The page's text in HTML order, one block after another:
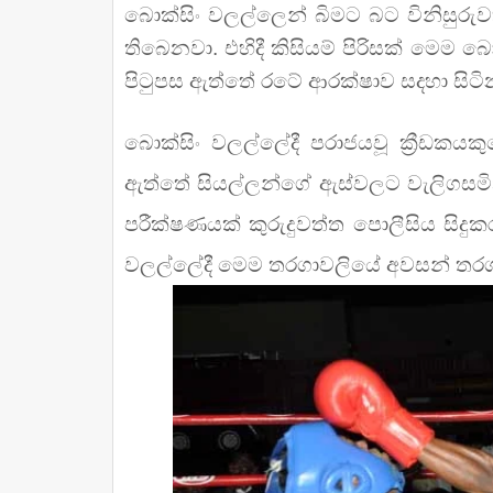
බොක්සිං වලල්ලෙන් බිමට බට
තිබෙනවා. එහිදී කිසියම් පිරිසක් මෙම
පිටුපස ඇත්තේ රටේ ආරක්ෂාව සදහා
බොක්සිං වලල්ලේදී පරාජයවූ
ඇත්තේ සියල්ලන්ගේ ඇස්වලට
පරීක්ෂණයක් කුරුදුවත්ත පොලීසිය
වලල්ලේදී මෙම තරගාවලියේ අවසන්